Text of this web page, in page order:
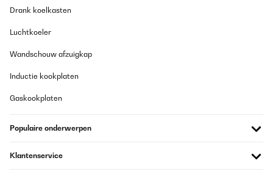
Drank koelkasten
Luchtkoeler
Wandschouw afzuigkap
Inductie kookplaten
Gaskookplaten
Populaire onderwerpen
Klantenservice